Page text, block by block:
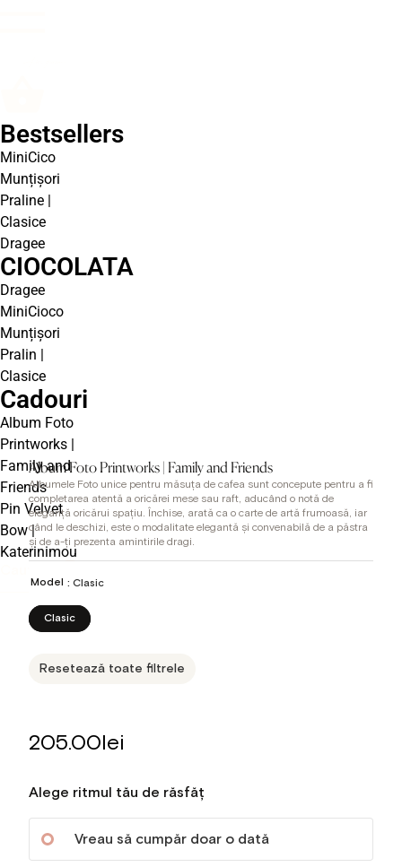
Bestsellers
MiniCico
Munțișori
Praline |
Clasice
Dragee
CIOCOLATA
Dragee
MiniCioco
Munțișori
Pralin |
Clasice
Cadouri
Album Foto
Printworks |
Family and
Friends
Pin Velvet
Bow |
Katerinimou
Album Foto Printworks | Family and Friends
Albumele Foto unice pentru măsuța de cafea sunt concepute pentru a fi
completarea atentă a oricărei mese sau raft, aducând o notă de
eleganță oricărui spațiu. Închise, arată ca o carte de artă frumoasă, iar
când le deschizi, este o modalitate elegantă și convenabilă de a păstra
și de a-ți prezenta amintirile dragi.
Model : Clasic
Clasic
Resetează toate filtrele
205.00 lei
Alege ritmul tău de răsfăț
Vreau să cumpăr doar o dată